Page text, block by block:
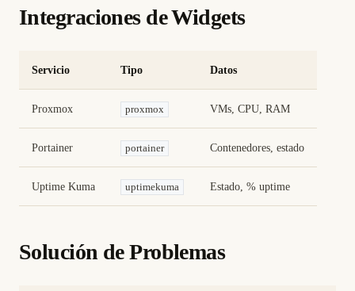
Integraciones de Widgets
Servicio Tipo Datos
Proxmox proxmox VMs, CPU, RAM
Portainer portainer Contenedores, estado
Uptime Kuma uptimekuma Estado, % uptime
Solución de Problemas